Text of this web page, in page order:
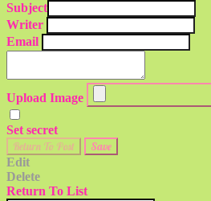
Subject
Writer
Email
Upload Image
Set secret
Return To Post Save
Edit
Delete
Return To List